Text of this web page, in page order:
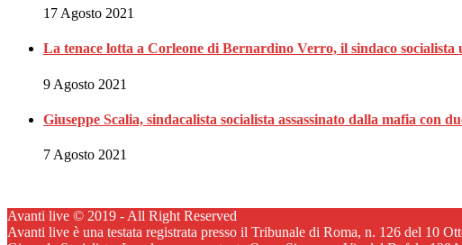
17 Agosto 2021
La tenace lotta a Corleone di Bernardino Verro, il sindaco socialista
9 Agosto 2021
Giuseppe Scalia, sindacalista socialista assassinato dalla mafia con
7 Agosto 2021
Avanti live © 2019 - All Right Reserved
Avanti live è una testata registrata presso il Tribunale di Roma, n. 126 del 10